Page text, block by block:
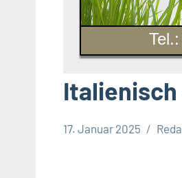
Italienisch
17. Januar 2025